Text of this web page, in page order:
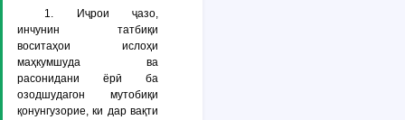
1. Иҷрои ҷазо,
инчунин татбиқи
воситаҳои ислоҳи
маҳкумшуда ва
расонидани ёрӣ ба
озодшудагон мутобиқи
қонунгузорие, ки дар вақти